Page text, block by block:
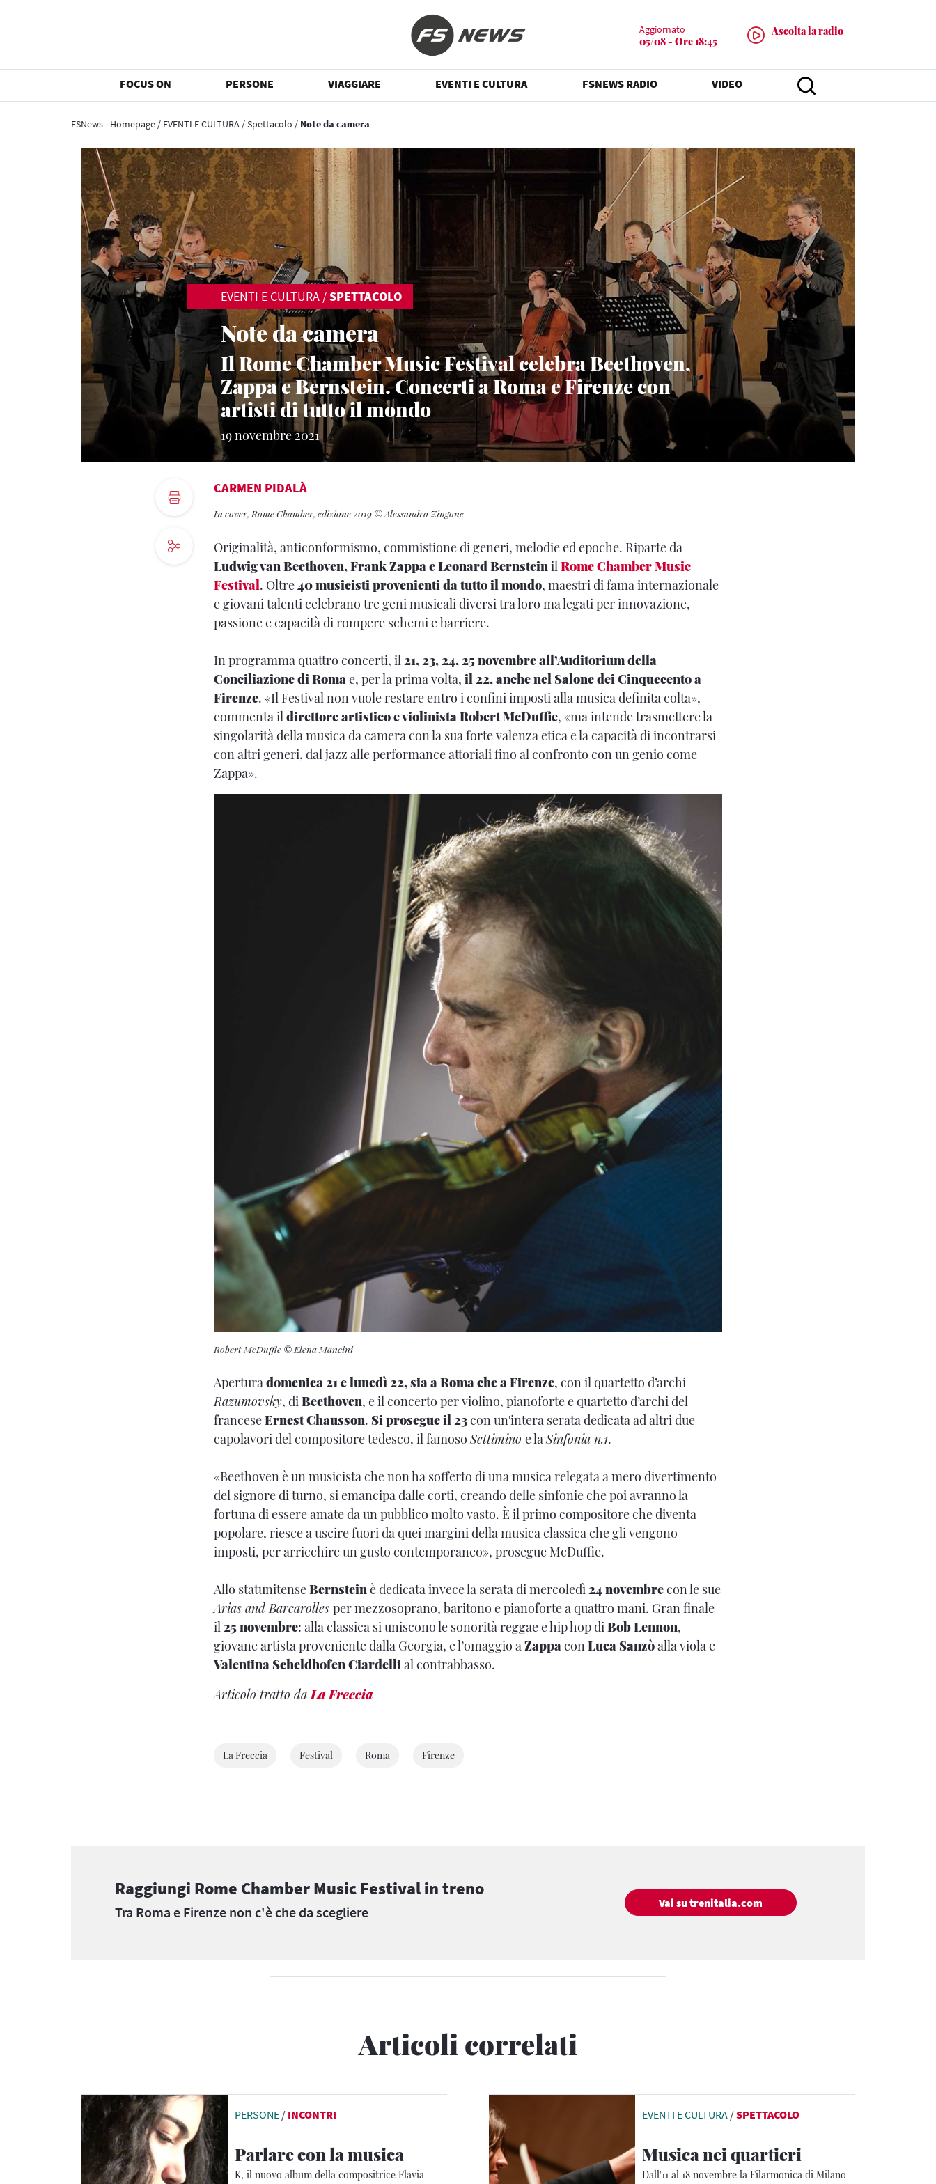
Aggiornato
05/08 - Ore 18:45
Ascolta la radio
FOCUS ON PERSONE VIAGGIARE EVENTI E CULTURA FSNEWS RADIO VIDEO
FSNews - Homepage / EVENTI E CULTURA /Spettacolo / Note da camera
EVENTI E CULTURA /SPETTACOLO
Note da camera
Il Rome Chamber Music Festival celebra Beethoven,
Zappa e Bernstein. Concerti a Roma e Firenze con
artisti di tutto il mondo
19 novembre 2021
CARMEN PIDALÀ
In cover, Rome Chamber, edizione 2019 © Alessandro Zingone
Originalità, anticonformismo, commistione di generi, melodie ed epoche. Riparte da
Ludwig van Beethoven, Frank Zappa e Leonard BernsteinilRome Chamber Music
Festival. Oltre40 musicisti provenienti da tutto il mondo, maestri di fama internazionale
e giovani talenti celebrano tre geni musicali diversi tra loro ma legati per innovazione,
passione e capacità di rompere schemi e barriere.
In programma quattro concerti, il21, 23, 24, 25 novembre all’Auditorium della
Conciliazione di Romae, per la prima volta, il 22, anche nel Salone dei Cinquecento a
Firenze. «Il Festival non vuole restare entro i confini imposti alla musica definita colta»,
commenta ildirettore artistico e violinista Robert McDuffie, «ma intende trasmettere la
singolarità della musica da camera con la sua forte valenza etica e la capacità di incontrarsi
con altri generi, dal jazz alle performance attoriali fino al confronto con un genio come
Zappa».
Robert McDuffie © Elena Mancini
Aperturadomenica 21 e lunedì 22, sia a Roma che a Firenze, con il quartetto d’archi
Razumovsky, diBeethoven, e il concerto per violino, pianoforte e quartetto d’archi del
franceseErnest Chausson. Si prosegue il 23con un'intera serata dedicata ad altri due
capolavori del compositore tedesco, il famosoSettimino e laSinfonia n.1.
«Beethoven è un musicista che non ha sofferto di una musica relegata a mero divertimento
del signore di turno, si emancipa dalle corti, creando delle sinfonie che poi avranno la
fortuna di essere amate da un pubblico molto vasto. È il primo compositore che diventa
popolare, riesce a uscire fuori da quei margini della musica classica che gli vengono
imposti, per arricchire un gusto contemporaneo», prosegue McDuffie.
Allo statunitenseBernsteinè dedicata invece la serata di mercoledì24 novembrecon le sue
Arias and Barcarolles per mezzosoprano, baritono e pianoforte a quattro mani. Gran finale
il25 novembre: alla classica si uniscono le sonorità reggae e hip hop diBob Lennon,
giovane artista proveniente dalla Georgia, e l’omaggio aZappaconLuca Sanzòalla viola e
Valentina Scheldhofen Ciardellial contrabbasso.
Articolo tratto daLa Freccia
La Freccia Festival Roma Firenze
Raggiungi Rome Chamber Music Festival in treno
Tra Roma e Firenze non c'è che da scegliere
Vai su trenitalia.com
Articoli correlati
PERSONE / INCONTRI
Parlare con la musica
K, il nuovo album della compositrice Flavia
EVENTI E CULTURA /SPETTACOLO
Musica nei quartieri
Dall'11 al 18 novembre la Filarmonica di Milano